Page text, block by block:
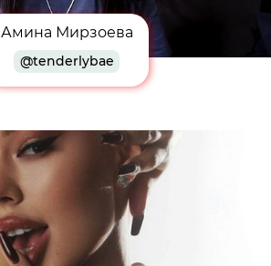
Амина Мирзоева
@tenderlybae